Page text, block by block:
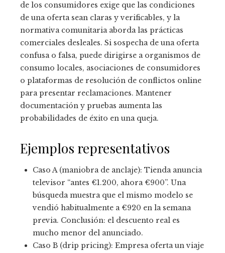
de los consumidores exige que las condiciones
de una oferta sean claras y verificables, y la
normativa comunitaria aborda las prácticas
comerciales desleales. Si sospecha de una oferta
confusa o falsa, puede dirigirse a organismos de
consumo locales, asociaciones de consumidores
o plataformas de resolución de conflictos online
para presentar reclamaciones. Mantener
documentación y pruebas aumenta las
probabilidades de éxito en una queja.
Ejemplos representativos
Caso A (maniobra de anclaje): Tienda anuncia
televisor “antes €1.200, ahora €900”. Una
búsqueda muestra que el mismo modelo se
vendió habitualmente a €920 en la semana
previa. Conclusión: el descuento real es
mucho menor del anunciado.
Caso B (drip pricing): Empresa oferta un viaje